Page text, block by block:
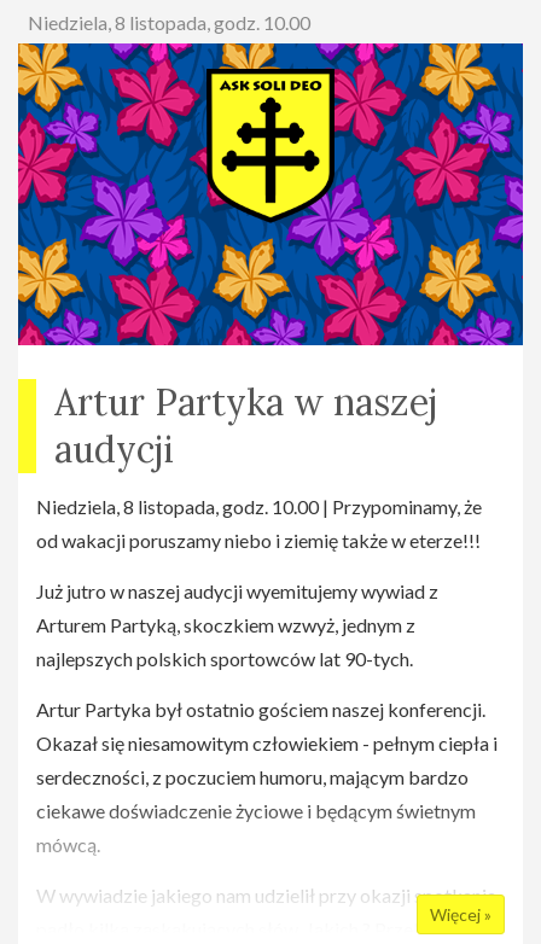
Niedziela, 8 listopada, godz. 10.00
Artur Partyka w naszej
audycji
Niedziela, 8 listopada, godz. 10.00 | Przypominamy, że
od wakacji poruszamy niebo i ziemię także w eterze!!!
Już jutro w naszej audycji wyemitujemy wywiad z
Arturem Partyką, skoczkiem wzwyż, jednym z
najlepszych polskich sportowców lat 90-tych.
Artur Partyka był ostatnio gościem naszej konferencji.
Okazał się niesamowitym człowiekiem - pełnym ciepła i
serdeczności, z poczuciem humoru, mającym bardzo
ciekawe doświadczenie życiowe i będącym świetnym
mówcą.
W wywiadzie jakiego nam udzielił przy okazji spotkania,
padło kilka zaskakujących słów. Jakich ? Przekonasz się
Więcej »